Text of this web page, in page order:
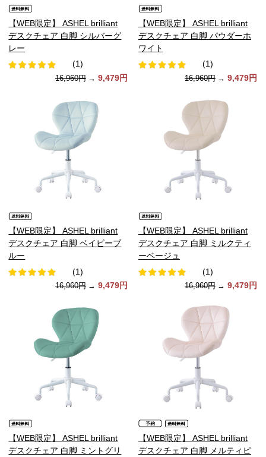
【WEB限定】 ASHEL brilliant
デスクチェア 白脚 シルバーグ
レー
(1)
16,960円 → 9,479円
【WEB限定】 ASHEL brilliant
デスクチェア 白脚 パウダーホ
ワイト
(1)
16,960円 → 9,479円
【WEB限定】 ASHEL brilliant
デスクチェア 白脚 ベイビーブ
ルー
(1)
16,960円 → 9,479円
【WEB限定】 ASHEL brilliant
デスクチェア 白脚 ミルクティ
ーベージュ
(1)
16,960円 → 9,479円
【WEB限定】 ASHEL brilliant
デスクチェア 白脚 ミントグリ
【WEB限定】 ASHEL brilliant
デスクチェア 白脚 メルティピ